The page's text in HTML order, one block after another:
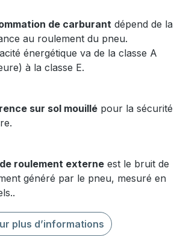
de carburant dépend de la
au roulement du pneu.
énergétique va de la classe A
à la classe E.
sur sol mouillé pour la sécurité
roulement externe est le bruit de
généré par le pneu, mesuré en
plus d’informations